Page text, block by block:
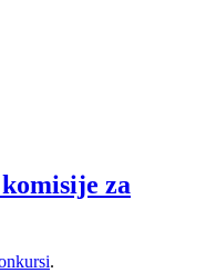
za
.